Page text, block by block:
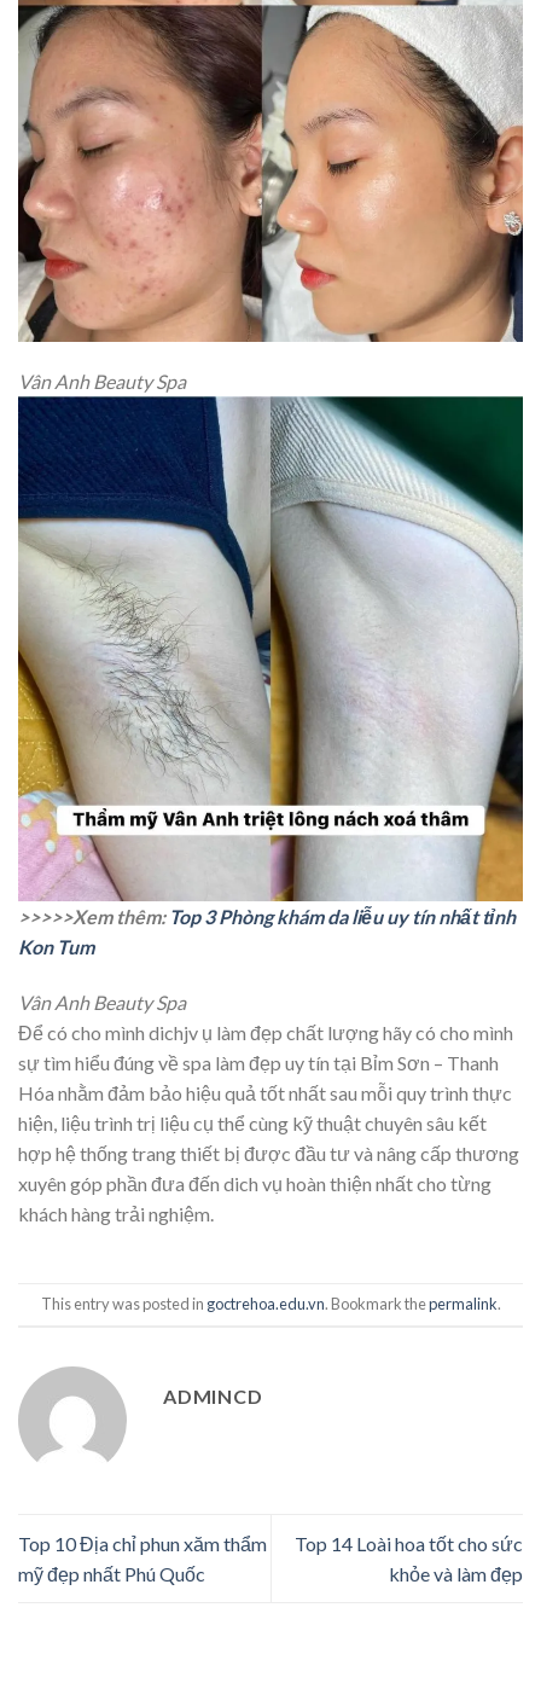
Vân Anh Beauty Spa
>>>>>Xem thêm: Top 3 Phòng khám da liễu uy tín nhất tỉnh
Kon Tum
Vân Anh Beauty Spa
Để có cho mình dichjv ụ làm đẹp chất lượng hãy có cho mình
sự tìm hiểu đúng về spa làm đẹp uy tín tại Bỉm Sơn – Thanh
Hóa nhằm đảm bảo hiệu quả tốt nhất sau mỗi quy trình thực
hiện, liệu trình trị liệu cụ thể cùng kỹ thuật chuyên sâu kết
hợp hệ thống trang thiết bị được đầu tư và nâng cấp thương
xuyên góp phần đưa đến dich vụ hoàn thiện nhất cho từng
khách hàng trải nghiệm.
This entry was posted in goctrehoa.edu.vn. Bookmark thepermalink.
ADMINCD
Top 10 Địa chỉ phun xăm thẩm
mỹ đẹp nhất Phú Quốc
Top 14 Loài hoa tốt cho sức
khỏe và làm đẹp